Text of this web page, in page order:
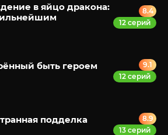
в яйцо дракона:
8.4
12 серий
быть героем
9.1
12 серий
подделка
8.9
13 серий